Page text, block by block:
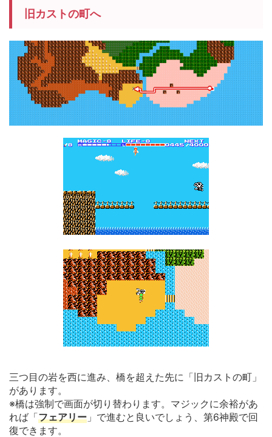
旧カストの町へ
三つ目の岩を西に進み、橋を超えた先に「旧カストの町」
があります。
※橋は強制で画面が切り替わります。マジックに余裕があ
れば「フェアリー 」で進むと良いでしょう、第6神殿で回
復できます。